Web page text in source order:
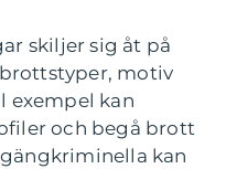
skiljer sig åt på
motiv
exempel kan
och begå brott
kan